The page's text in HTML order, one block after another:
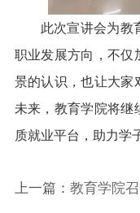
此次宣讲会为教
职业发展方向，不仅
景的认识，也让大家
未来，教育学院将继
质就业平台，助力学
上一篇： 教育学院召